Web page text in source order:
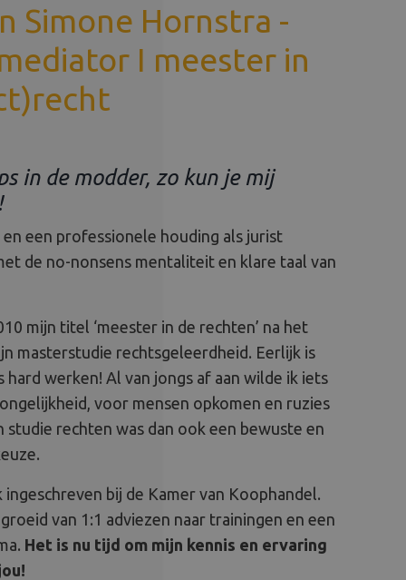
Simone Hornstra -
I meester in
in de modder, zo kun je mij
een professionele houding als jurist
de no-nonsens mentaliteit en klare taal van
mijn titel ‘meester in de rechten’ na het
masterstudie rechtsgeleerdheid. Eerlijk is
werken! Al van jongs af aan wilde ik iets
voor mensen opkomen en ruzies
studie rechten was dan ook een bewuste en
ingeschreven bij de Kamer van Koophandel.
van 1:1 adviezen naar trainingen en een
Het is nu tijd om mijn kennis en ervaring